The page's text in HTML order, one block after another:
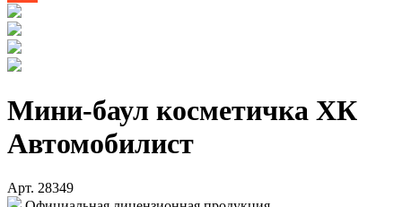
Мини-баул косметичка ХК
Автомобилист
Арт. 28349